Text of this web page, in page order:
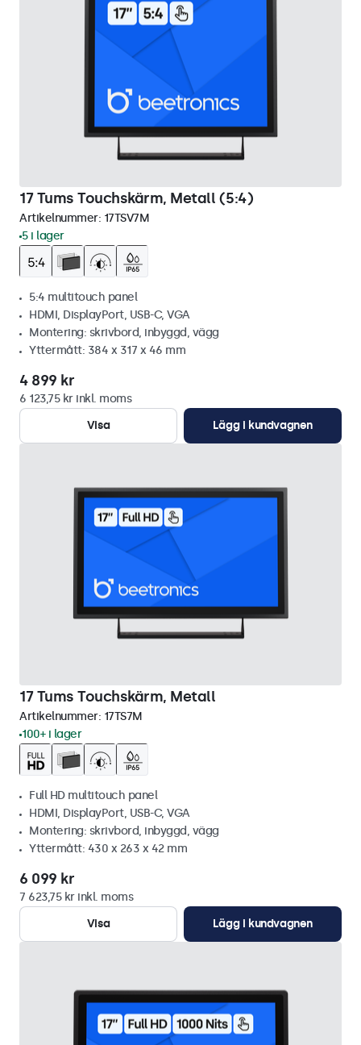
17 Tums Touchskärm, Metall (5:4)
Artikelnummer: 17TSV7M
5 i lager
5:4 multitouch panel
HDMI, DisplayPort, USB-C, VGA
Montering: skrivbord, inbyggd, vägg
Yttermått: 384 x 317 x 46 mm
4 899 kr
6 123,75 kr inkl. moms
Visa
Lägg i kundvagnen
17 Tums Touchskärm, Metall
Artikelnummer: 17TS7M
100+ i lager
Full HD multitouch panel
HDMI, DisplayPort, USB-C, VGA
Montering: skrivbord, inbyggd, vägg
Yttermått: 430 x 263 x 42 mm
6 099 kr
7 623,75 kr inkl. moms
Visa
Lägg i kundvagnen